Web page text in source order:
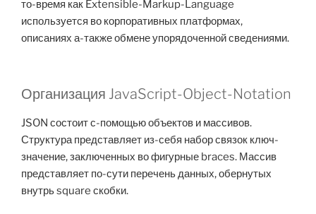
то-время как Extensible-Markup-Language
используется во корпоративных платформах,
описаниях а-также обмене упорядоченной сведениями.
Организация JavaScript-Object-Notation
JSON состоит с-помощью объектов и массивов.
Структура представляет из-себя набор связок ключ-
значение, заключенных во фигурные braces. Массив
представляет по-сути перечень данных, обернутых
внутрь square скобки.